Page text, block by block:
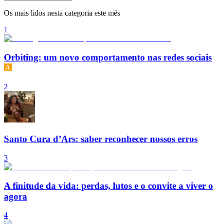
Os mais lidos nesta categoria este mês
1
Orbiting: um novo comportamento nas redes sociais
2
Santo Cura d’Ars: saber reconhecer nossos erros
3
A finitude da vida: perdas, lutos e o convite a viver o
agora
4